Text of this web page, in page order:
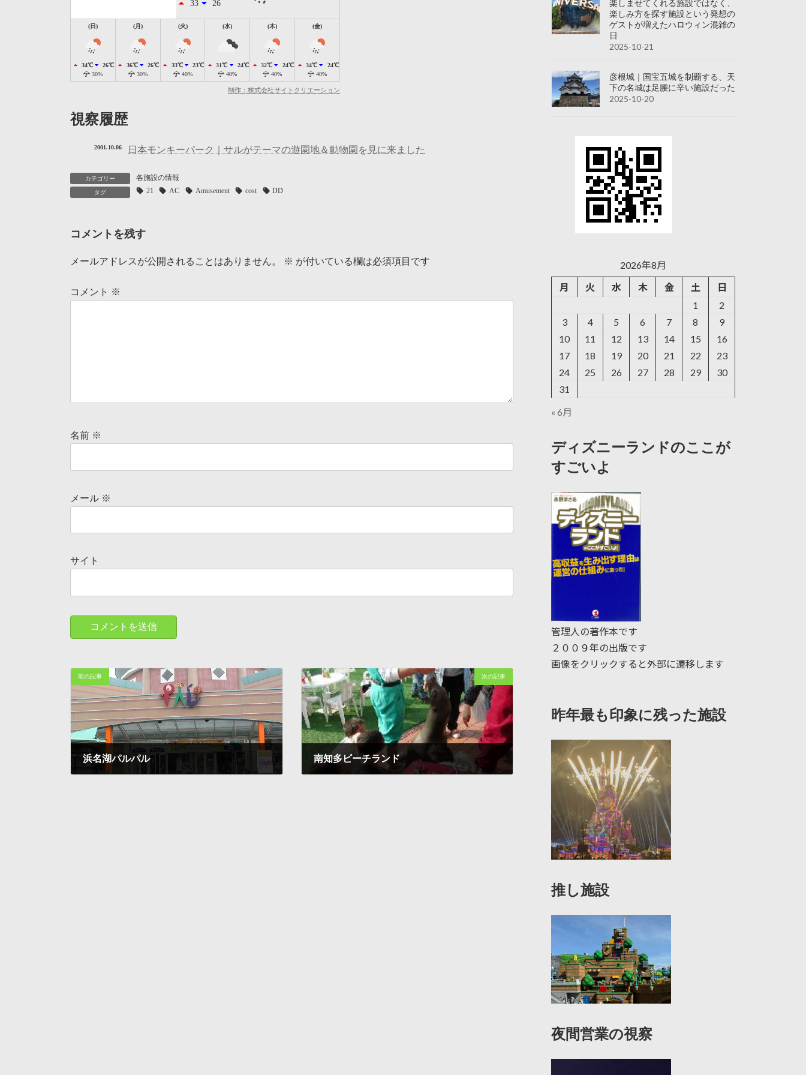
33 26
(日)
34℃
26℃
30%
(月)
36℃
26℃
30%
(火)
33℃
23℃
40%
(水)
31℃
24℃
40%
(木)
32℃
24℃
40%
(金)
34℃
24℃
40%
制作：株式会社サイトクリエーション
視察履歴
日本モンキーパーク｜サルがテーマの遊園地＆動物園を見に来ました
2001.10.06
カテゴリー 各施設の情報
タグ 21 AC Amusement cost DD
コメントを残す
メールアドレスが公開されることはありません。 ※ が付いている欄は必須項目です
コメント ※
名前 ※
メール ※
サイト
前の記事
浜名湖パルパル
次の記事
南知多ビーチランド
楽しませてくれる施設ではなく、
楽しみ方を探す施設という発想の
ゲストが増えたハロウィン混雑の
日
2025-10-21
彦根城｜国宝五城を制覇する、天
下の名城は足腰に辛い施設だった
2025-10-20
2026年8月
月
火 水 木 金 土
日
1
2
3
4 5 6 7 8
9
10
11 12 13 14 15
16
17
18 19 20 21 22
23
24
25 26 27 28 29
30
31
« 6月
ディズニーランドのここが
すごいよ
管理人の著作本です
２００９年の出版です
画像をクリックすると外部に遷移します
昨年最も印象に残った施設
推し施設
夜間営業の視察